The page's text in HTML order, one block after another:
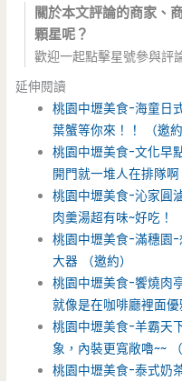
關於本文評論的商家、
顆星呢？
歡迎一起點擊星號參與評
延伸閱讀
桃園中壢美食-海童日
葉蟹等你來！！ （邀約
桃園中壢美食-文化早
開門就一堆人在排隊啊
桃園中壢美食-沁家圓
肉羹湯超有味~好吃！
桃園中壢美食-滿穗園
大器 （邀約）
桃園中壢美食-饗燒肉
就像是在咖啡廳裡面優
桃園中壢美食-羊霸天
象，內裝更寬敞嚕~~ （
桃園中壢美食-泰式奶